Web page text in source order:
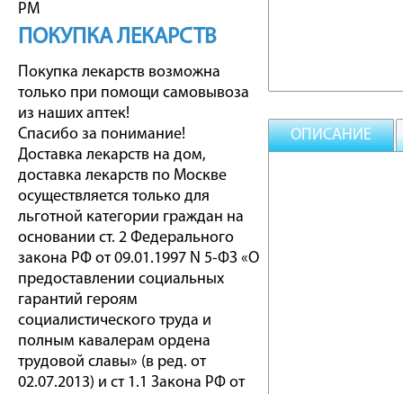
PM
ПОКУПКА ЛЕКАРСТВ
Покупка лекарств возможна
только при помощи самовывоза
из наших аптек!
Спасибо за понимание!
Доставка лекарств на дом,
доставка лекарств по Москве
осуществляется только для
льготной категории граждан на
основании ст. 2 Федерального
закона РФ от 09.01.1997 N 5-ФЗ «О
предоставлении социальных
гарантий героям
социалистического труда и
полным кавалерам ордена
трудовой славы» (в ред. от
02.07.2013) и ст 1.1 Закона РФ от
ОПИСАНИЕ